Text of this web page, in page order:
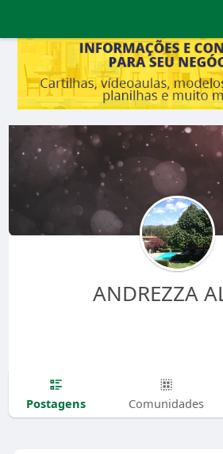
ANDREZZA
Postagens Comunidades